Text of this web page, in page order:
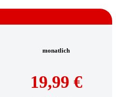
monatlich
19,99 €